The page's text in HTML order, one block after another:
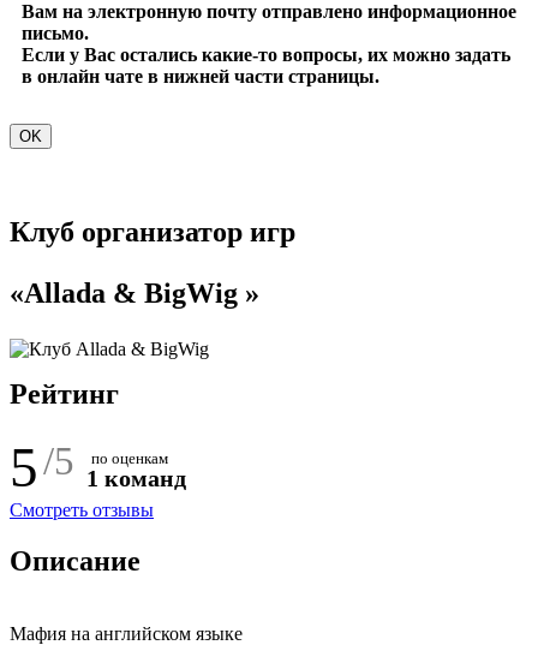
Вам на электронную почту отправлено информационное
письмо.
Если у Вас остались какие-то вопросы, их можно задать
в онлайн чате в нижней части страницы.
OK
Клуб организатор игр
«Allada & BigWig »
Рейтинг
5/5 по оценкам
1 команд
Смотреть отзывы
Описание
Мафия на английском языке